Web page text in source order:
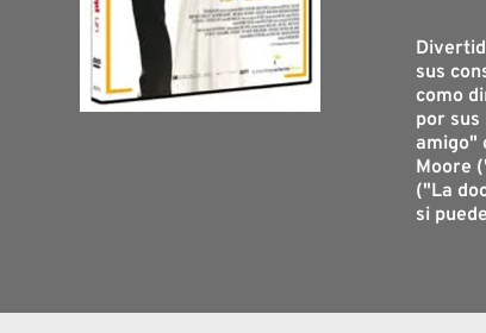
sus
como
por
amigo"
Moore
("La
si